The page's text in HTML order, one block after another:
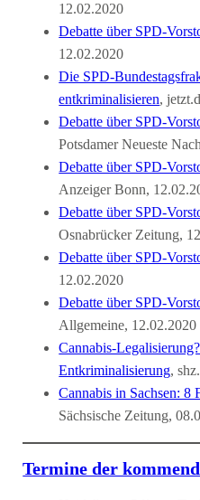
12.02.2020
Debatte über SPD-
12.02.2020
Die SPD-
entkriminalisieren,
Debatte über SPD-
Potsdamer Neueste
Debatte über SPD-
Anzeiger Bonn,
Debatte über SPD-
Osnabrücker Zeitung,
Debatte über SPD-
12.02.2020
Debatte über SPD-
Allgemeine, 12.02.2020
Cannabis-
Entkriminalisierung,
Cannabis in Sachsen: 8
Sächsische Zeitung,
Termine der